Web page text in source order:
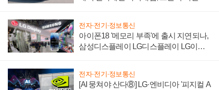
전자·전기·정보통신
아이폰18 '메모리 부족'에 출시 지연되나,
삼성디스플레이 LG디스플레이 LG이노
전자·전기·정보통신
[AI 뭉쳐야 산다⑧] LG·엔비디아 '피지컬 A